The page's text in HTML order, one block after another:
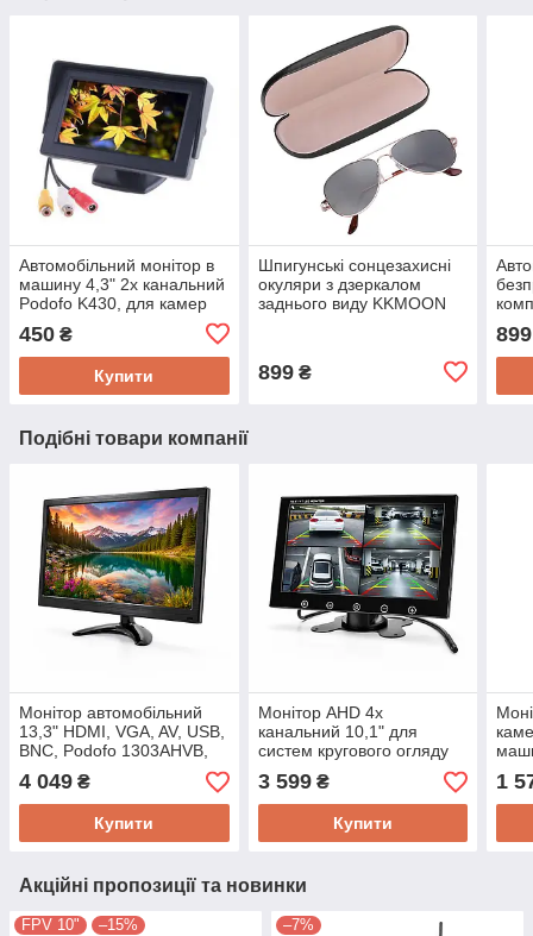
Автомобільний монітор в
машину 4,3" 2х канальний
Podofo K430, для камер
заднього виду, 480х272,
AV х 2, 12 В
450 ₴
Купити
Шпигунські сонцезахисні
окуляри з дзеркалом
заднього виду KKMOON
899₴
899
Подібні товари компанії
Монітор автомобільний
13,3" HDMI, VGA, AV, USB,
BNC, Podofo 1303AHVB,
1366х768, AV х 2, 12 В
4 049 ₴
Купити
Монітор AHD 4х
канальний 10,1" для
систем кругового огляду
автомобіля MSTAR
10104AHD, 1024х600,
AVх4, 12-24В
3 599₴
Купити
12 В
1
Акційні пропозиції та новинки
FPV 10" –15% –7%